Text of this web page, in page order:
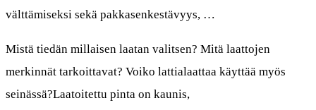
välttämiseksi sekä pakkasenkestävyys, …
Mistä tiedän millaisen laatan valitsen? Mitä laattojen
merkinnät tarkoittavat? Voiko lattialaattaa käyttää myös
seinässä?Laatoitettu pinta on kaunis,